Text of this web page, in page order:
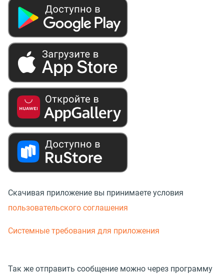
Скачивая приложение вы принимаете условия
пользовательского соглашения
Системные требования для приложения
Так же отправить сообщение можно через программу